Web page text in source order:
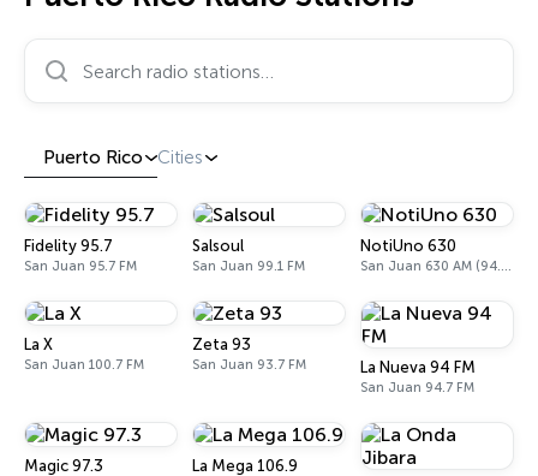
Search radio stations…
Puerto Rico Cities
Fidelity 95.7
San Juan 95.7 FM
Salsoul
San Juan 99.1 FM
NotiUno 630
San Juan 630 AM (94.3 FM translator W232DH)
La X
San Juan 100.7 FM
Zeta 93
San Juan 93.7 FM La Nueva 94 FM
San Juan 94.7 FM
Magic 97.3 La Mega 106.9